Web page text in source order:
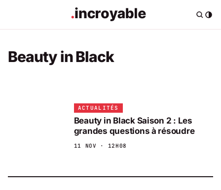
Beauty in Black
ACTUALITÉS
Beauty in Black Saison 2 : Les
grandes questions à résoudre
11 NOV · 12H08